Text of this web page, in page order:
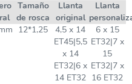
Tamaño
de rosca
Llanta
original
Llanta
12*1,25
4,5 x 14
ET45|5,5
x 14
ET32|6 x
14 ET32
6 x 15
ET32|7 x
15
ET32|7 x
16 ET32